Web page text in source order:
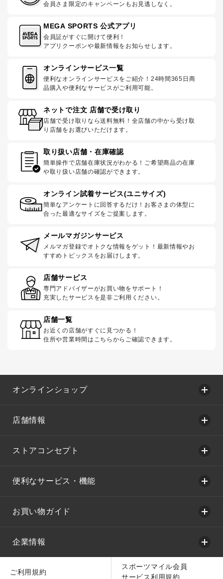
会員さま限定のキャンペーンもお見逃しなく。
MEGA SPORTS 公式アプリ
会員証がすぐに開けて便利！
アプリクーポンや最新情報をお知らせします。
オンラインサービス一覧
便利なオンラインサービスをご紹介！24時間365日商
品購入や便利なサービスがご利用可能。
ネットで注文 店舗で受け取り
店舗で受け取りなら送料無料！全店舗の中から受け取
り店舗をお選びいただけます。
取り扱い店舗・在庫確認
簡単操作で店舗在庫状況がわかる！ご希望商品の在庫
や取り扱い店舗の確認ができます。
オンライン試着サービス(ユニサイズ)
簡単なアンケートに回答するだけ！お客さまの体型に
合った最適なサイズをご提案します。
メールマガジンサービス
メルマガ登録でオトクな情報をゲット！最新情報やお
すすめトピックスをお届けします。
店舗サービス
専門アドバイザーがお買い物をサポート！
充実したサービスを是非ご利用ください。
店舗一覧
お近くの店舗がすぐに見つかる！
住所や営業時間はこちらからご確認できます。
オンラインショップ
店舗情報
ストアコンセプト
便利なサービス・機能
お買い物ガイド
企業情報
ご利用規約
スポーツマイル会員
サービス利用規約